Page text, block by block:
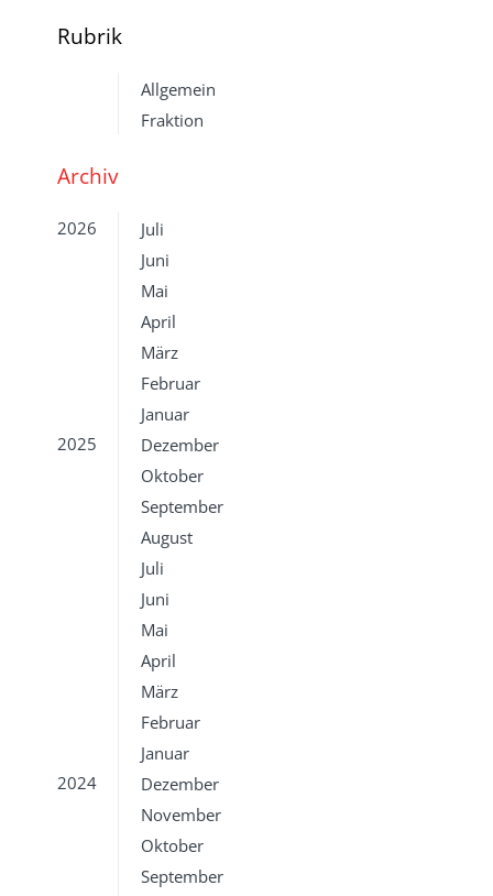
Rubrik
Allgemein
Fraktion
Archiv
2026
Juli
Juni
Mai
April
März
Februar
Januar
2025
Dezember
Oktober
September
August
Juli
Juni
Mai
April
März
Februar
Januar
2024
Dezember
November
Oktober
September